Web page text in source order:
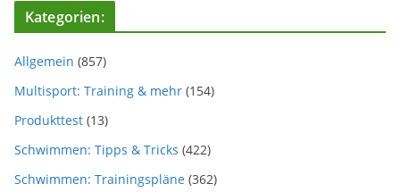
Kategorien:
Allgemein (857)
Multisport: Training & mehr (154)
Produkttest (13)
Schwimmen: Tipps & Tricks (422)
Schwimmen: Trainingspläne (362)